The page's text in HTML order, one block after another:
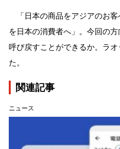
「日本の商品をアジアのお客
を日本の消費者へ」。今回の
呼び戻すことができるか。ラ
た。
関連記事
ニュース